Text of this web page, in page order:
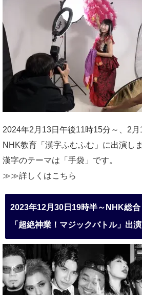
2024年2月13日午後11時15分～、2
NHK教育「漢字ふむふむ」に出演しま
漢字のテーマは「手袋」です。
≫≫詳しくはこちら
2023年12月30日19時半～NHK総合
「超絶神業！マジックバトル」出演